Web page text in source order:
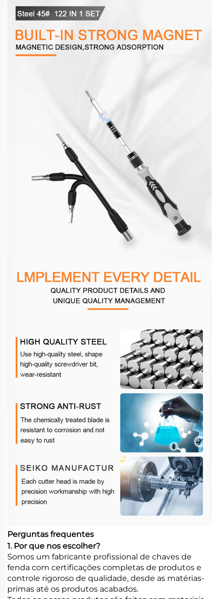
Perguntas frequentes
1. Por que nos escolher?
Somos um fabricante profissional de chaves de
fenda com certificações completas de produtos e
controle rigoroso de qualidade, desde as matérias-
primas até os produtos acabados.